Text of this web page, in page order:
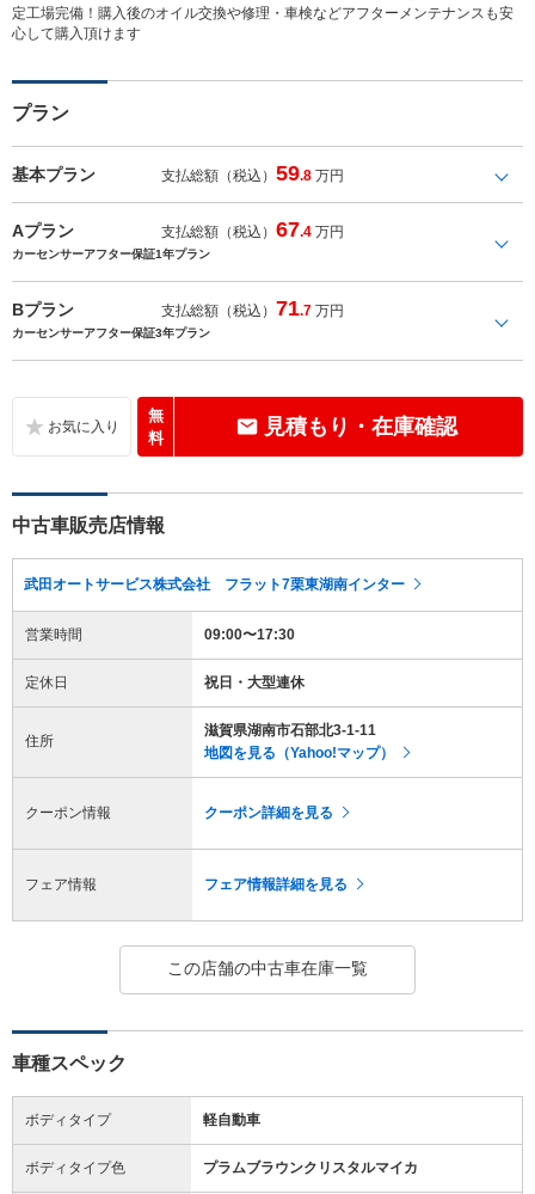
定工場完備！購入後のオイル交換や修理・車検などアフターメンテナンスも安
心して購入頂けます
プラン
基本プラン 支払総額（税込）59.8 万円
Aプラン 支払総額（税込）67.4 万円
カーセンサーアフター保証1年プラン
Bプラン 支払総額（税込） 71.7 万円
カーセンサーアフター保証3年プラン
無
料
見積もり・在庫確認
中古車販売店情報
武田オートサービス株式会社 フラット7栗東湖南インター
営業時間 09:00〜17:30
定休日 祝日・大型連休
住所
滋賀県湖南市石部北3-1-11
地図を見る（Yahoo!マップ）
クーポン情報 クーポン詳細を見る
フェア情報 フェア情報詳細を見る
この店舗の中古車在庫一覧
車種スペック
ボディタイプ 軽自動車
ボディタイプ色 プラムブラウンクリスタルマイカ